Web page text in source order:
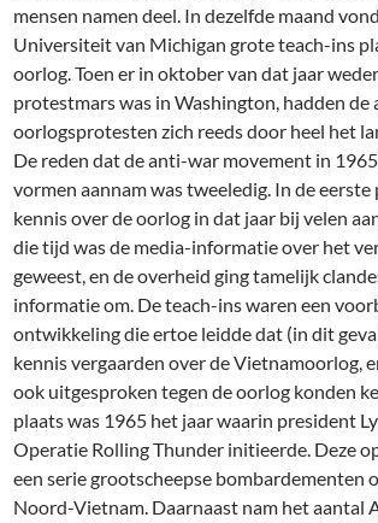
mensen namen deel. In dezelfde maand
Universiteit van Michigan grote teach-ins
oorlog. Toen er in oktober van dat jaar
protestmars was in Washington, hadden de
oorlogsprotesten zich reeds door heel het
De reden dat de anti-war movement in
vormen aannam was tweeledig. In de eerste
kennis over de oorlog in dat jaar bij velen
die tijd was de media-informatie over het
geweest, en de overheid ging tamelijk
informatie om. De teach-ins waren een
ontwikkeling die ertoe leidde dat (in dit
kennis vergaarden over de Vietnamoorlog,
ook uitgesproken tegen de oorlog konden
plaats was 1965 het jaar waarin president
Operatie Rolling Thunder initieerde. Deze
een serie grootscheepse bombardementen
Noord-Vietnam. Daarnaast nam het aantal